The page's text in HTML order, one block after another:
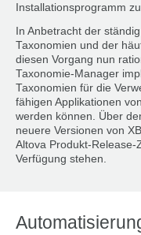
Installationsprogramm
In Anbetracht der
Taxonomien und der
diesen Vorgang nun
Taxonomie-Manager
Taxonomien für die
fähigen Applikationen
werden können. Über
neuere Versionen von
Altova Produkt-
Verfügung stehen.